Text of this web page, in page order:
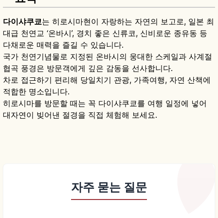
다이샤쿠쿄는 히로시마현이 자랑하는 자연의 보고로, 일본 최
대급 천연교 ‘온바시’, 경치 좋은 신류코, 신비로운 종유동 등
다채로운 매력을 즐길 수 있습니다.
국가 천연기념물로 지정된 온바시의 웅대한 스케일과 사계절
협곡 풍경은 방문객에게 깊은 감동을 선사합니다.
차로 접근하기 편리해 당일치기 관광, 가족여행, 자연 산책에
적합한 명소입니다.
히로시마를 방문할 때는 꼭 다이샤쿠쿄를 여행 일정에 넣어
대자연이 빚어낸 절경을 직접 체험해 보세요.
자주 묻는 질문